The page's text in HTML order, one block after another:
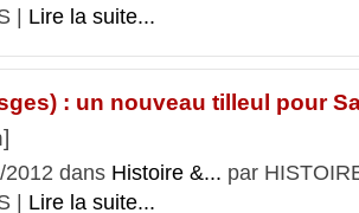
| Lire la suite...
: un nouveau tilleul pour
2012 dans Histoire &... par
| Lire la suite...